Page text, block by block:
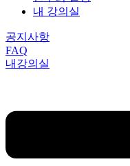
내 강의실
공지사항
FAQ
내강의실